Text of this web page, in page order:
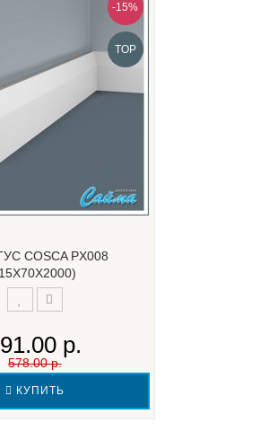
-15%
TOP
COSCA PX008
р.
578.00 р.
КУПИТЬ